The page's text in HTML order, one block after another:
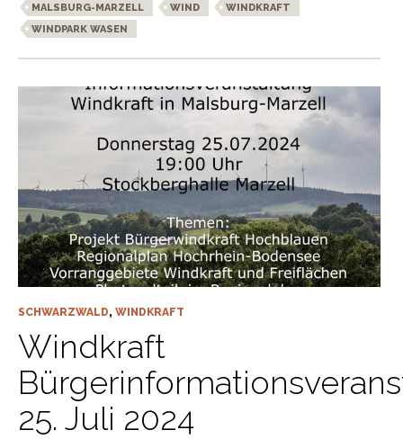
MALSBURG-MARZELL WIND
WINDKRAFT
WINDPARK WASEN
SCHWARZWALD, WINDKRAFT
Windkraft
25. Juli 2024